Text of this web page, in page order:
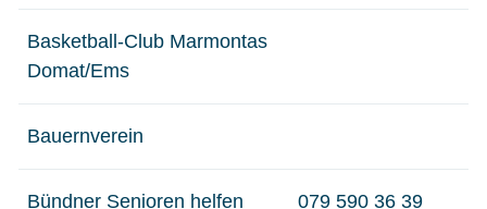
Basketball-Club Marmontas
Domat/Ems
Bauernverein
Bündner Senioren helfen
079 590 36 39